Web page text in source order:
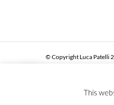
© Copyright Luca Patelli
This